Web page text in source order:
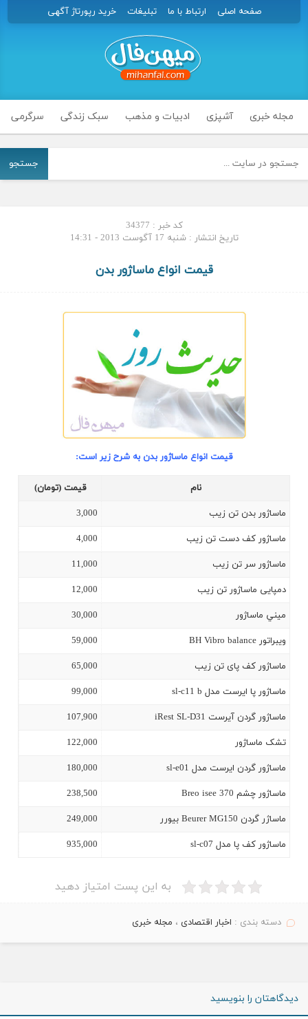
صفحه اصلی ارتباط با ما تبلیغات خرید رپورتاژ آگهی
مجله خبری آشپزی ادبیات و مذهب سبک زندگی سرگرمی
جستجو
کد خبر : 34377
تاریخ انتشار : شنبه 17 آگوست 2013 - 14:31
قیمت انواع ماساژور بدن
قیمت انواعماساژوربدن به شرح زیر است:
نام قیمت (تومان)
ماساژور بدن تن زیب 3,000
ماساژور کف دست تن زیب 4,000
ماساژور سر تن زیب 11,000
دمپایی ماساژور تن زیب 12,000
ميني ماساژور 30,000
ویبراتور BH Vibro balance 59,000
ماساژور کف پای تن زیب 65,000
ماساژور پا ايرست مدل sl-c11 b 99,000
ماساژور گردن آیرست iRest SL-D31 107,900
تشک ماساژور 122,000
ماساژور گردن ايرست مدل sl-e01 180,000
ماساژور چشم Breo isee 370 238,500
ماساژر گردن Beurer MG150 بيورر 249,000
ماساژور كف پا مدل sl-c07 935,000
به این پست امتیاز دهید
دسته بندی : اخبار اقتصادی ، مجله خبری
دیدگاهتان را بنویسید